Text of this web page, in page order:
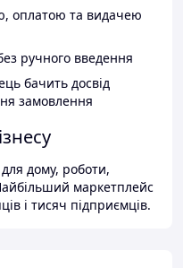
оплатою та видачею
ручного введення
бачить досвід
замовлення
дому, роботи,
маркетплейс
і тисяч підприємців.